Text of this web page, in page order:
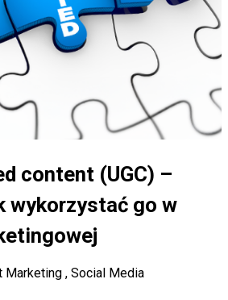
content (UGC) –
wykorzystać go w
Marketing , Social Media